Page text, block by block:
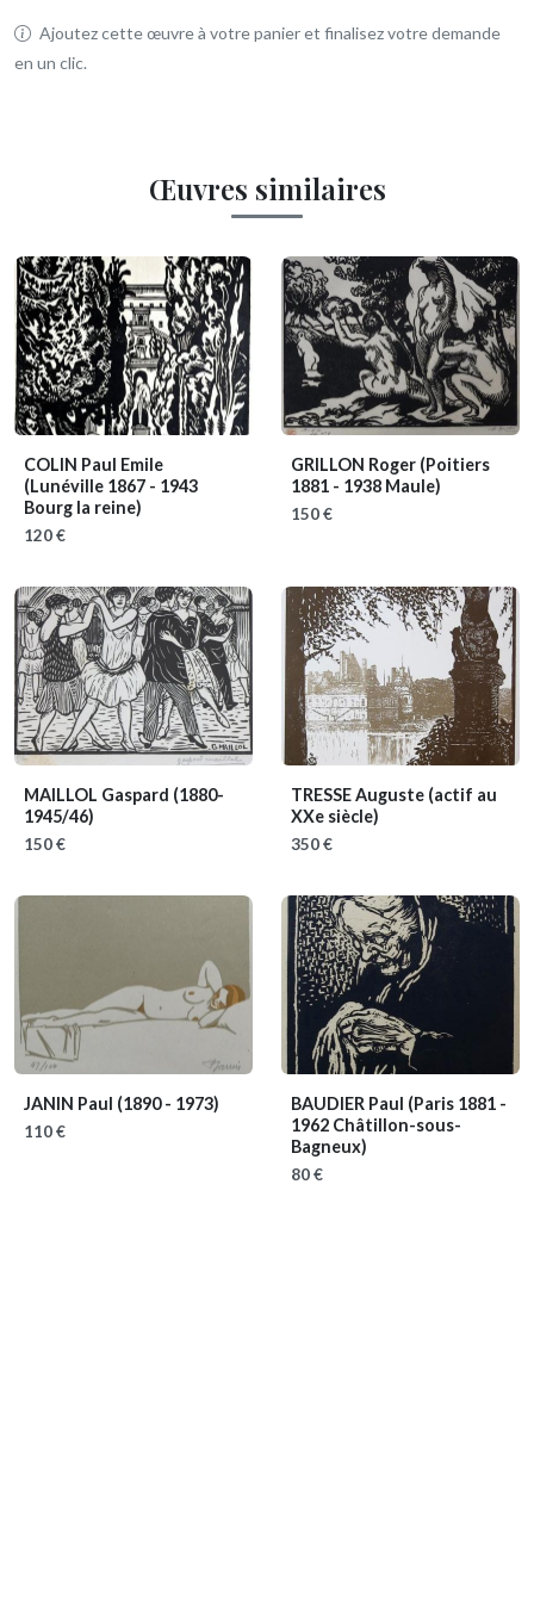
Ajoutez cette œuvre à votre panier et finalisez votre demande
en un clic.
Œuvres similaires
COLIN Paul Emile
(Lunéville 1867 - 1943
Bourg la reine)
120 €
GRILLON Roger (Poitiers
1881 - 1938 Maule)
150 €
MAILLOL Gaspard (1880-
1945/46)
150 €
TRESSE Auguste (actif au
XXe siècle)
350 €
JANIN Paul (1890 - 1973)
110 €
BAUDIER Paul (Paris 1881 -
1962 Châtillon-sous-
Bagneux)
80 €